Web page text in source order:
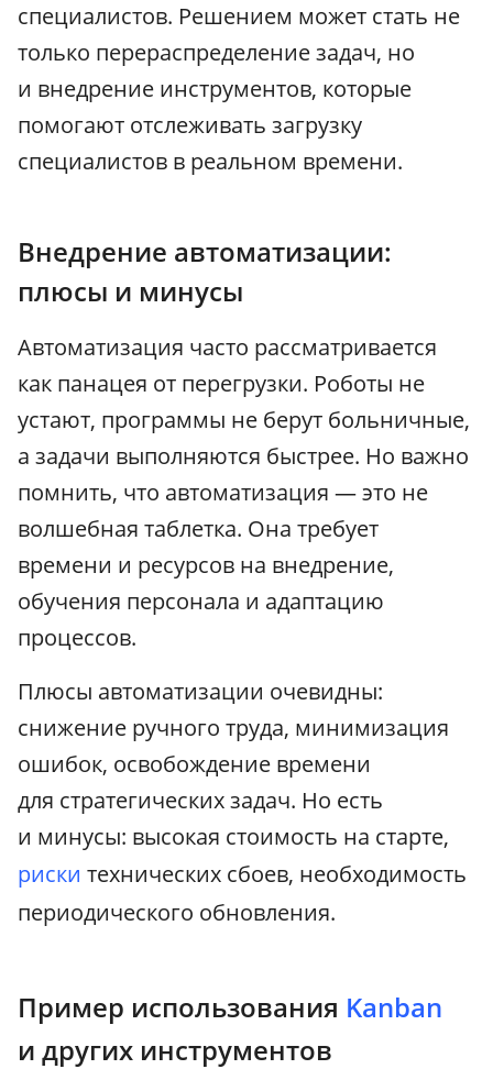
специалистов. Решением может стать не
только перераспределение задач, но
и внедрение инструментов, которые
помогают отслеживать загрузку
специалистов в реальном времени.
Внедрение автоматизации:
плюсы и минусы
Автоматизация часто рассматривается
как панацея от перегрузки. Роботы не
устают, программы не берут больничные,
а задачи выполняются быстрее. Но важно
помнить, что автоматизация — это не
волшебная таблетка. Она требует
времени и ресурсов на внедрение,
обучения персонала и адаптацию
процессов.
Плюсы автоматизации очевидны:
снижение ручного труда, минимизация
ошибок, освобождение времени
для стратегических задач. Но есть
и минусы: высокая стоимость на старте,
риски технических сбоев, необходимость
периодического обновления.
Пример использования Kanban
и других инструментов